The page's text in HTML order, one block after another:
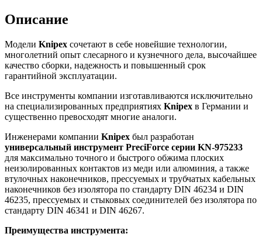
Описание
Модели Knipex сочетают в себе новейшие технологии,
многолетний опыт слесарного и кузнечного дела, высочайшее
качество сборки, надежность и повышенный срок
гарантийной эксплуатации.
Все инструменты компании изготавливаются исключительно
на специализированных предприятиях Knipex в Германии и
существенно превосходят многие аналоги.
Инженерами компании Knipex был разработан
универсальный инструмент PreciForce серии KN-975233
для максимально точного и быстрого обжима плоских
неизолированных контактов из меди или алюминия, а также
втулочных наконечников, прессуемых и трубчатых кабельных
наконечников без изолятора по стандарту DIN 46234 и DIN
46235, прессуемых и стыковых соединителей без изолятора по
стандарту DIN 46341 и DIN 46267.
Преимущества инструмента: